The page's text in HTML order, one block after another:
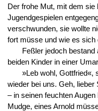
Der frohe Mut, mit dem sie
Jugendgespielen
verschwunden, sie wollte
fort müsse und wie es sich
Feßler jedoch
beiden Kinder in einer
»Leb wohl, Gottfried«,
wieder bei uns. Geh, lieber
– in seinen feuchten
Mudge, eines Arnold